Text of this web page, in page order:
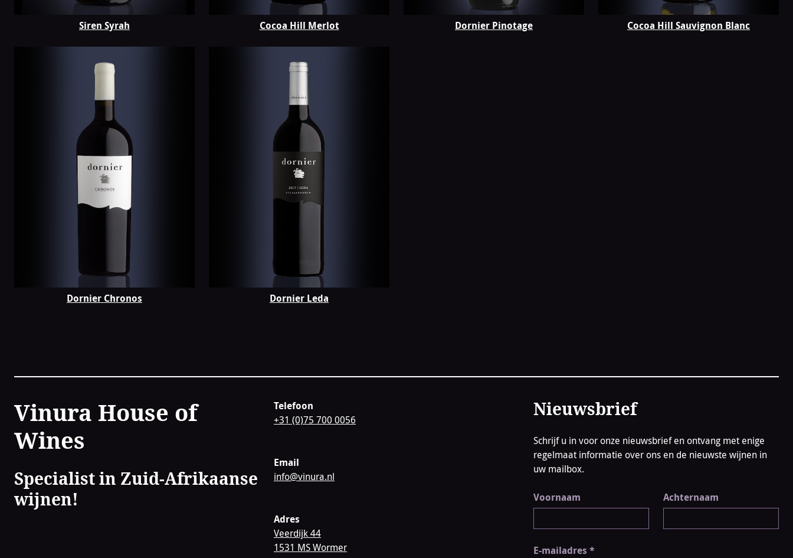
Siren Syrah Cocoa Hill Merlot Dornier Pinotage Cocoa Hill Sauvignon Blanc
Dornier Chronos Dornier Leda
Contact
Vinura House of
Wines
Specialist in Zuid-Afrikaanse
wijnen!
Telefoon
+31 (0)75 700 0056
Email
info@vinura.nl
Adres
Veerdijk 44
1531 MS Wormer
Nieuwsbrief
Schrijf u in voor onze nieuwsbrief en ontvang met enige
regelmaat informatie over ons en de nieuwste wijnen in
uw mailbox.
Voornaam Achternaam
E-mailadres *